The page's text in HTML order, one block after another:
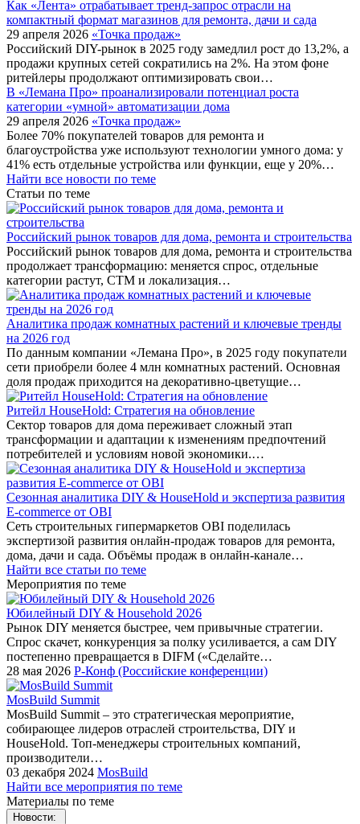
Как «Лента» отрабатывает тренд-запрос отрасли на
компактный формат магазинов для ремонта, дачи и сада
29 апреля 2026 «Точка продаж»
Российский DIY-рынок в 2025 году замедлил рост до 13,2%, а
продажи крупных сетей сократились на 2%. На этом фоне
ритейлеры продолжают оптимизировать свои…
В «Лемана Про» проанализировали потенциал роста
категории «умной» автоматизации дома
29 апреля 2026 «Точка продаж»
Более 70% покупателей товаров для ремонта и
благоустройства уже используют технологии умного дома: у
41% есть отдельные устройства или функции, еще у 20%…
Найти все новости по теме
Статьи по теме
Российский рынок товаров для дома, ремонта и строительства
Российский рынок товаров для дома, ремонта и строительства
продолжает трансформацию: меняется спрос, отдельные
категории растут, СТМ и локализация…
Аналитика продаж комнатных растений и ключевые тренды
на 2026 год
По данным компании «Лемана Про», в 2025 году покупатели
сети приобрели более 4 млн комнатных растений. Основная
доля продаж приходится на декоративно-цветущие…
Ритейл HouseHold: Стратегия на обновление
Сектор товаров для дома переживает сложный этап
трансформации и адаптации к изменениям предпочтений
потребителей и условиям новой экономики.…
Сезонная аналитика DIY & HouseHold и экспертиза развития
E-commerce от OBI
Сеть строительных гипермаркетов OBI поделилась
экспертизой развития онлайн-продаж товаров для ремонта,
дома, дачи и сада. Объёмы продаж в онлайн-канале…
Найти все статьи по теме
Мероприятия по теме
Юбилейный DIY & Household 2026
Рынок DIY меняется быстрее, чем привычные стратегии.
Спрос скачет, конкуренция за полку усиливается, а сам DIY
постепенно превращается в DIFM («Сделайте…
28 мая 2026 Р-Конф (Российские конференции)
MosBuild Summit
MosBuild Summit – это стратегическая мероприятие,
собирающее лидеров отраслей строительства, DIY и
HouseHold. Топ-менеджеры строительных компаний,
производители…
03 декабря 2024 MosBuild
Найти все мероприятия по теме
Материалы по теме
Новости: